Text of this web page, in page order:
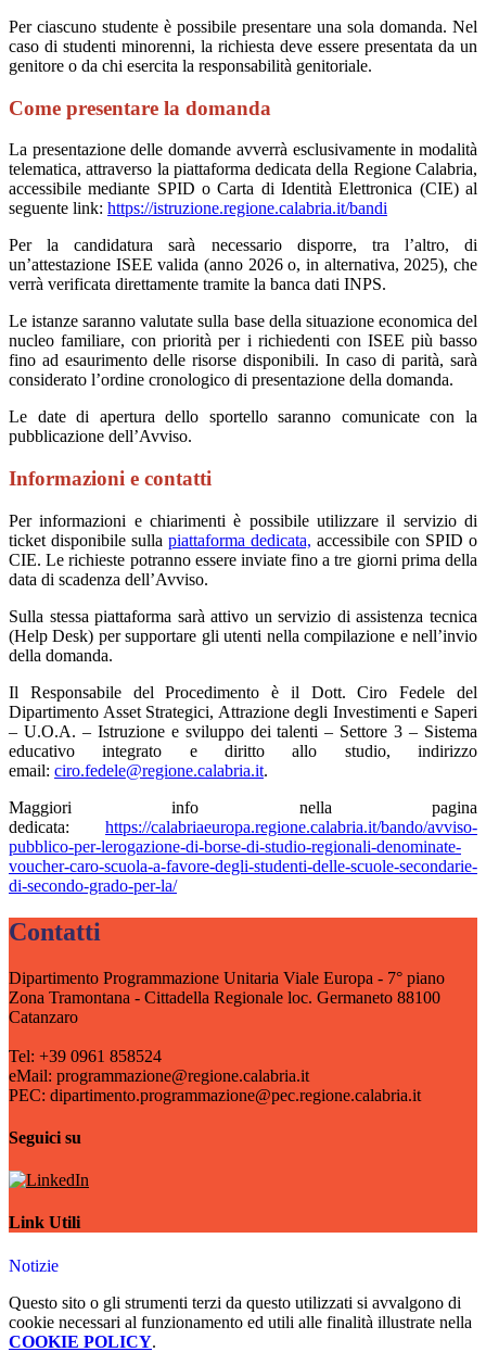
Per ciascuno studente è possibile presentare una sola domanda. Nel
caso di studenti minorenni, la richiesta deve essere presentata da un
genitore o da chi esercita la responsabilità genitoriale.
Come presentare la domanda
La presentazione delle domande avverrà esclusivamente in modalità
telematica, attraverso la piattaforma dedicata della Regione Calabria,
accessibile mediante SPID o Carta di Identità Elettronica (CIE) al
seguente link: https://istruzione.regione.calabria.it/bandi
Per la candidatura sarà necessario disporre, tra l’altro, di
un’attestazione ISEE valida (anno 2026 o, in alternativa, 2025), che
verrà verificata direttamente tramite la banca dati INPS.
Le istanze saranno valutate sulla base della situazione economica del
nucleo familiare, con priorità per i richiedenti con ISEE più basso
fino ad esaurimento delle risorse disponibili. In caso di parità, sarà
considerato l’ordine cronologico di presentazione della domanda.
Le date di apertura dello sportello saranno comunicate con la
pubblicazione dell’Avviso.
Informazioni e contatti
Per informazioni e chiarimenti è possibile utilizzare il servizio di
ticket disponibile sulla piattaforma dedicata, accessibile con SPID o
CIE. Le richieste potranno essere inviate fino a tre giorni prima della
data di scadenza dell’Avviso.
Sulla stessa piattaforma sarà attivo un servizio di assistenza tecnica
(Help Desk) per supportare gli utenti nella compilazione e nell’invio
della domanda.
Il Responsabile del Procedimento è il Dott. Ciro Fedele del
Dipartimento Asset Strategici, Attrazione degli Investimenti e Saperi
– U.O.A. – Istruzione e sviluppo dei talenti – Settore 3 – Sistema
educativo integrato e diritto allo studio, indirizzo
email: ciro.fedele@regione.calabria.it.
Maggiori info nella pagina
dedicata: https://calabriaeuropa.regione.calabria.it/bando/avviso-
pubblico-per-lerogazione-di-borse-di-studio-regionali-denominate-
voucher-caro-scuola-a-favore-degli-studenti-delle-scuole-secondarie-
di-secondo-grado-per-la/
Contatti
Dipartimento Programmazione Unitaria Viale Europa - 7° piano
Zona Tramontana - Cittadella Regionale loc. Germaneto 88100
Catanzaro
Tel: +39 0961 858524
eMail: programmazione@regione.calabria.it
PEC: dipartimento.programmazione@pec.regione.calabria.it
Seguici su
Link Utili
Notizie
Questo sito o gli strumenti terzi da questo utilizzati si avvalgono di
cookie necessari al funzionamento ed utili alle finalità illustrate nella
COOKIE POLICY.